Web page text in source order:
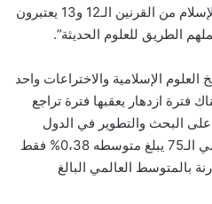
ولكن هؤلاء وغيرهما من علماء الإسلام من القرنين الـ12 و13 يعتبرون
الطريق للعلوم الحديثة”.
الإسلامية والاختراعات واحد
ازدهار يعقبها فترة تراجع
على البحث والتطوير في الدول
الأعضاء بمنظمة المؤتمر الإسلامي الـ75 يبلغ متوسطه 0،38% فقط
بالمتوسط العالمي البالغ